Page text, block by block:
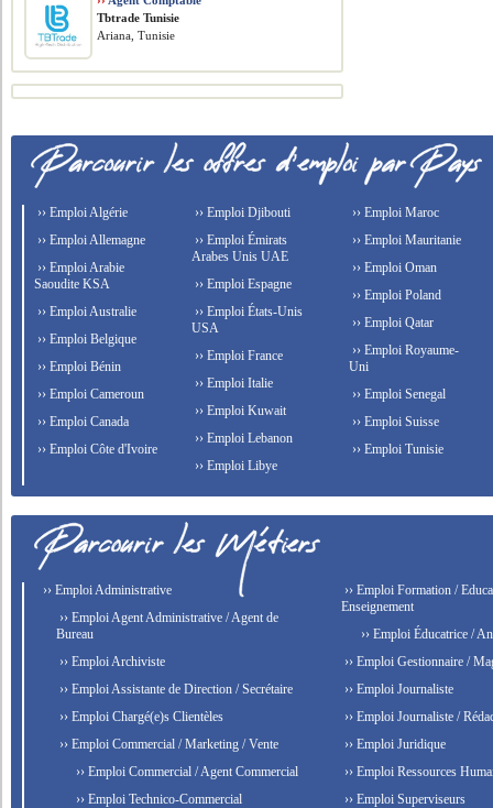
Tbtrade Tunisie
Ariana, Tunisie
›› Emploi Algérie
›› Emploi Allemagne
›› Emploi Arabie
Saoudite KSA
›› Emploi Australie
›› Emploi Belgique
›› Emploi Bénin
›› Emploi Cameroun
›› Emploi Canada
›› Emploi Côte d'Ivoire
›› Emploi Djibouti
›› Emploi Émirats
Arabes Unis UAE
›› Emploi Espagne
›› Emploi États-Unis
USA
›› Emploi France
›› Emploi Italie
›› Emploi Kuwait
›› Emploi Lebanon
›› Emploi Libye
›› Emploi Maroc
›› Emploi Mauritanie
›› Emploi Oman
›› Emploi Poland
›› Emploi Qatar
›› Emploi Royaume-
Uni
›› Emploi Senegal
›› Emploi Suisse
›› Emploi Tunisie
›› Emploi Administrative
›› Emploi Agent Administrative / Agent de
Bureau
›› Emploi Archiviste
›› Emploi Assistante de Direction / Secrétaire
›› Emploi Chargé(e)s Clientèles
›› Emploi Commercial / Marketing / Vente
›› Emploi Commercial / Agent Commercial
›› Emploi Technico-Commercial
›› Emploi Formation /
Enseignement
›› Emploi Éducatrice /
›› Emploi Gestionnaire /
›› Emploi Journaliste
›› Emploi Journaliste /
›› Emploi Juridique
›› Emploi Ressources
›› Emploi Superviseurs